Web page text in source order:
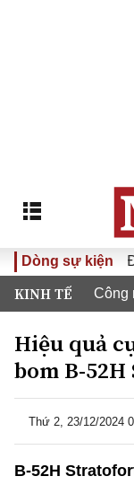
Dòng sự kiện
quyết Đại hội
KINH TẾ Công
Hiệu quả
bom B-
Thứ 2, 23/12/2024
B-52H